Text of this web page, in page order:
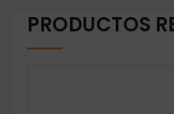
PRODUCTOS